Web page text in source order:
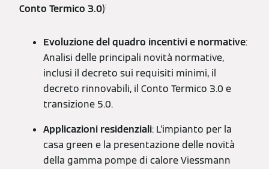
Conto Termico 3.0):
Evoluzione del quadro incentivi e normative:
Analisi delle principali novità normative,
inclusi il decreto sui requisiti minimi, il
decreto rinnovabili, il Conto Termico 3.0 e
transizione 5.0.
Applicazioni residenziali: L’impianto per la
casa green e la presentazione delle novità
della gamma pompe di calore Viessmann